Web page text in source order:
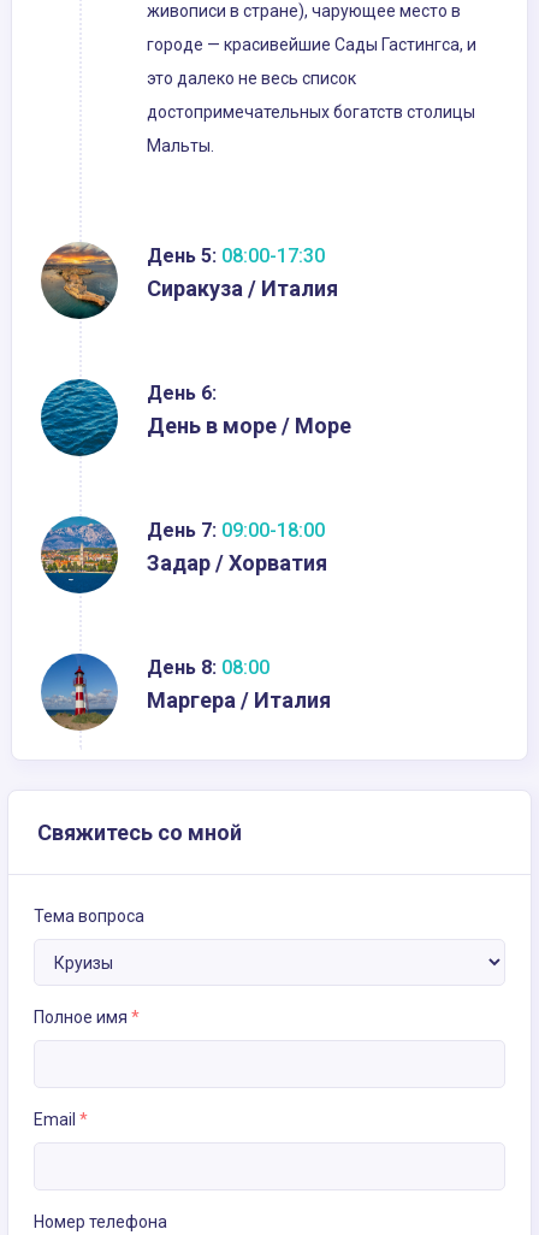
живописи в стране), чарующее место в
городе — красивейшие Сады Гастингса, и
это далеко не весь список
достопримечательных богатств столицы
Мальты.
День 5: 08:00-17:30
Сиракуза / Италия
День 6:
День в море / Море
День 7: 09:00-18:00
Задар / Хорватия
День 8: 08:00
Маргера / Италия
Свяжитесь со мной
Тема вопроса
Полное имя *
Email *
Номер телефона